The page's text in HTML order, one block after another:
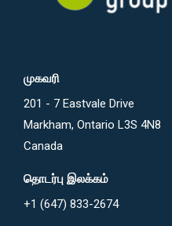
முகவரி
201 - 7 Eastvale Drive
Markham, Ontario L3S 4N8
Canada
தொடர்பு இலக்கம்
+1 (647) 833-2674